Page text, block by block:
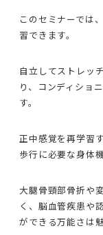
このセミナーでは
習できます。
自立してストレッ
り、コンディショ
す。
正中感覚を再学習
歩行に必要な身体
大腿骨頸部骨折や
く、脳血管疾患や
ができる万能さは